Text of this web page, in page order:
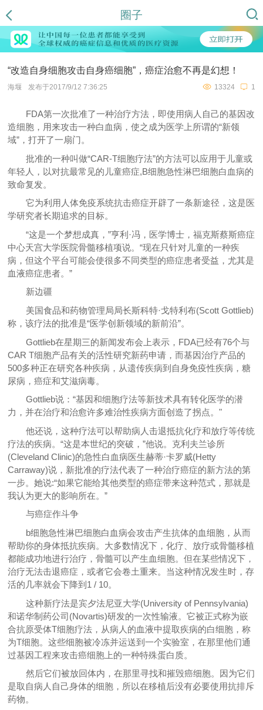
圈子
“改造自身细胞攻击自身癌细胞”，癌症治愈不再是幻想！
海堰 发布于2017/9/12 7:36:25 1
13324
FDA第一次批准了一种治疗方法，即使用病人自己的基因改
造细胞，用来攻击一种白血病，使之成为医学上所谓的“新领
域”，打开了一扇门。
批准的一种叫做“CAR-T细胞疗法”的方法可以应用于儿童或
年轻人，以对抗最常见的儿童癌症,B细胞急性淋巴细胞白血病的
致命复发。
它为利用人体免疫系统抗击癌症开辟了一条新途径，这是医
学研究者长期追求的目标。
“这是一个梦想成真，”亨利·冯，医学博士，福克斯蔡斯癌症
中心天宫大学医院骨髓移植项说。“现在只针对儿童的一种疾
病，但这个平台可能会使很多不同类型的癌症患者受益，尤其是
血液癌症患者。”
新边疆
美国食品和药物管理局局长斯科特·戈特利布(Scott Gottlieb)
称，该疗法的批准是“医学创新领域的新前沿”。
Gottlieb在星期三的新闻发布会上表示，FDA已经有76个与
CAR T细胞产品有关的活性研究新药申请，而基因治疗产品的
500多种正在研究各种疾病，从遗传疾病到自身免疫性疾病，糖
尿病，癌症和艾滋病毒。
Gottlieb说：“基因和细胞疗法等新技术具有转化医学的潜
力，并在治疗和治愈许多难治性疾病方面创造了拐点。"
他还说，这种疗法可以帮助病人击退抵抗化疗和放疗等传统
疗法的疾病。“这是本世纪的突破，”他说。克利夫兰诊所
(Cleveland Clinic)的急性白血病医生赫蒂·卡罗威(Hetty
Carraway)说，新批准的疗法代表了一种治疗癌症的新方法的第
一步。她说:“如果它能给其他类型的癌症带来这种范式，那就是
我认为更大的影响所在。”
与癌症作斗争
b细胞急性淋巴细胞白血病会攻击产生抗体的血细胞，从而
帮助你的身体抵抗疾病。大多数情况下，化疗、放疗或骨髓移植
都能成功地进行治疗，骨髓可以产生血细胞。但在某些情况下，
治疗无法击退癌症，或者它会卷土重来。当这种情况发生时，存
活的几率就会下降到1 / 10。
这种新疗法是宾夕法尼亚大学(University of Pennsylvania)
和诺华制药公司(Novartis)研发的一次性输液。它被正式称为嵌
合抗原受体T细胞疗法，从病人的血液中提取疾病的白细胞，称
为T细胞。这些细胞被冷冻并运送到一个实验室，在那里他们通
过基因工程来攻击癌细胞上的一种特殊蛋白质。
然后它们被放回体内，在那里寻找和摧毁癌细胞。因为它们
是取自病人自己身体的细胞，所以在移植后没有必要使用抗排斥
药物。